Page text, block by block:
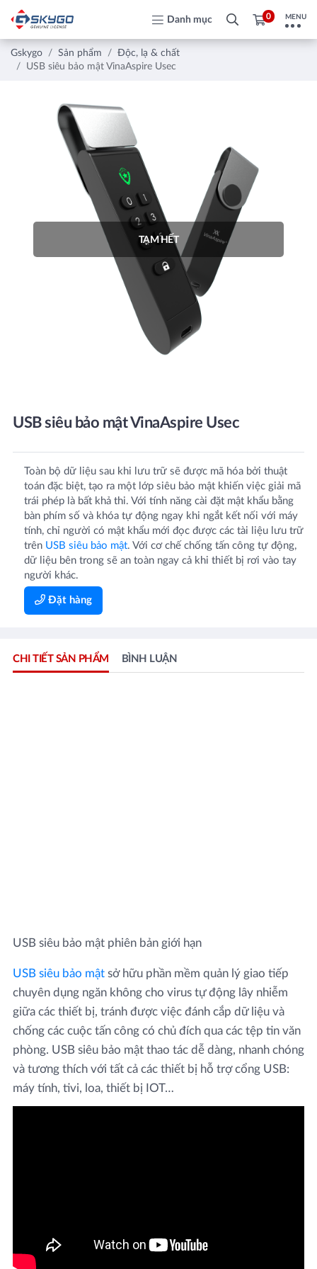
Danh mục 0 MENU
Gskygo Sản phẩm
Độc, lạ & chất
USB siêu bảo mật VinaAspire Usec
TẠM HẾT
USB siêu bảo mật VinaAspire Usec
Toàn bộ dữ liệu sau khi lưu trữ sẽ được mã hóa bởi thuật
toán đặc biệt, tạo ra một lớp siêu bảo mật khiến việc giải mã
trái phép là bất khả thi. Với tính năng cài đặt mật khẩu bằng
bàn phím số và khóa tự động ngay khi ngắt kết nối với máy
tính, chỉ người có mật khẩu mới đọc được các tài liệu lưu trữ
trên USB siêu bảo mật. Với cơ chế chống tấn công tự động,
dữ liệu bên trong sẽ an toàn ngay cả khi thiết bị rơi vào tay
người khác.
Đặt hàng
CHI TIẾT SẢN PHẨM BÌNH LUẬN
USB siêu bảo mật phiên bản giới hạn
USB siêu bảo mật sở hữu phần mềm quản lý giao tiếp
chuyên dụng ngăn không cho virus tự động lây nhiễm
giữa các thiết bị, tránh được việc đánh cắp dữ liệu và
chống các cuộc tấn công có chủ đích qua các tệp tin văn
phòng. USB siêu bảo mật thao tác dễ dàng, nhanh chóng
và tương thích với tất cả các thiết bị hỗ trợ cổng USB:
máy tính, tivi, loa, thiết bị IOT…